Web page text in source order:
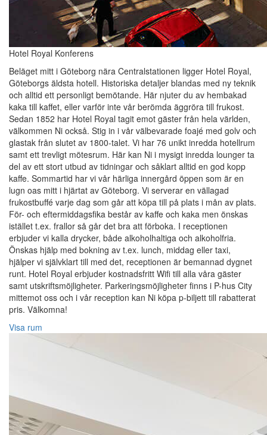
Hotel Royal Konferens
Beläget mitt i Göteborg nära Centralstationen ligger Hotel Royal,
Göteborgs äldsta hotell. Historiska detaljer blandas med ny teknik
och alltid ett personligt bemötande. Här njuter du av hembakad
kaka till kaffet, eller varför inte vår berömda äggröra till frukost.
Sedan 1852 har Hotel Royal tagit emot gäster från hela världen,
välkommen Ni också. Stig in i vår välbevarade foajé med golv och
glastak från slutet av 1800-talet. Vi har 76 unikt inredda hotellrum
samt ett trevligt mötesrum. Här kan Ni i mysigt inredda lounger ta
del av ett stort utbud av tidningar och såklart alltid en god kopp
kaffe. Sommartid har vi vår härliga innergård öppen som är en
lugn oas mitt i hjärtat av Göteborg. Vi serverar en vällagad
frukostbuffé varje dag som går att köpa till på plats i mån av plats.
För- och eftermiddagsfika består av kaffe och kaka men önskas
istället t.ex. frallor så går det bra att förboka. I receptionen
erbjuder vi kalla drycker, både alkoholhaltiga och alkoholfria.
Önskas hjälp med bokning av t.ex. lunch, middag eller taxi,
hjälper vi självklart till med det, receptionen är bemannad dygnet
runt. Hotel Royal erbjuder kostnadsfritt Wifi till alla våra gäster
samt utskriftsmöjligheter. Parkeringsmöjligheter finns i P-hus City
mittemot oss och i vår reception kan Ni köpa p-biljett till rabatterat
pris. Välkomna!
Visa rum